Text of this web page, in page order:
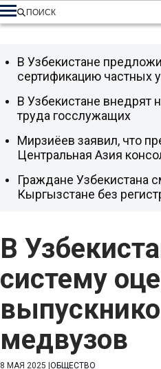
ПОИСК
В
систему
медвузов
8 МАЯ 2025 ОБЩЕСТВО
В Узбекистане
сертификацию частных
В Узбекистане внедрят
труда госслужащих
Мирзиёев заявил, что
Центральная Азия
Граждане Узбекистана
Кыргызстане без